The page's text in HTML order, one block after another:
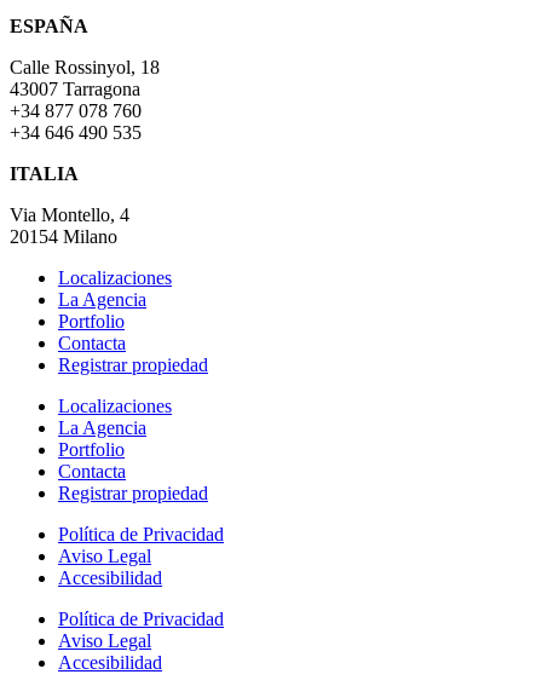
ESPAÑA
Calle Rossinyol, 18
43007 Tarragona
+34 877 078 760
+34 646 490 535
ITALIA
Via Montello, 4
20154 Milano
Localizaciones
La Agencia
Portfolio
Contacta
Registrar propiedad
Localizaciones
La Agencia
Portfolio
Contacta
Registrar propiedad
Política de Privacidad
Aviso Legal
Accesibilidad
Política de Privacidad
Aviso Legal
Accesibilidad